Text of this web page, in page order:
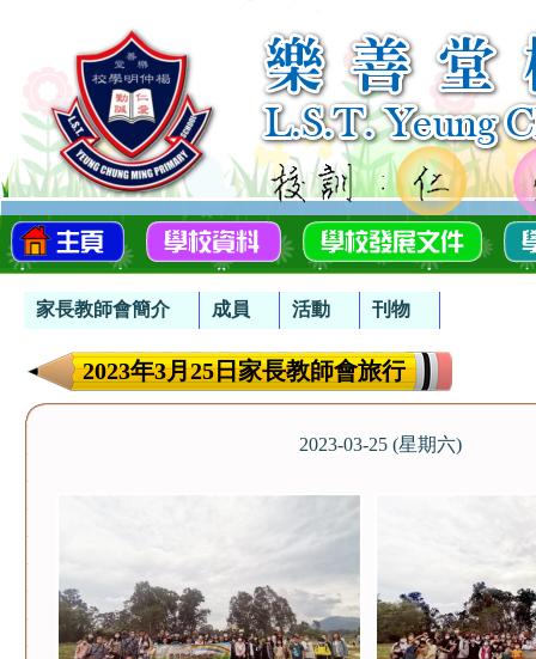
家長教師會簡介 成員 活動 刊物
2023年3月25日家長教師會旅行
2023-03-25 (星期六)